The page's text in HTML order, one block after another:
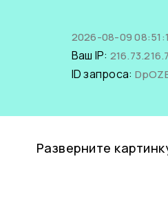
2026-08-09
Ваш IP:
ID запроса:
Разверните